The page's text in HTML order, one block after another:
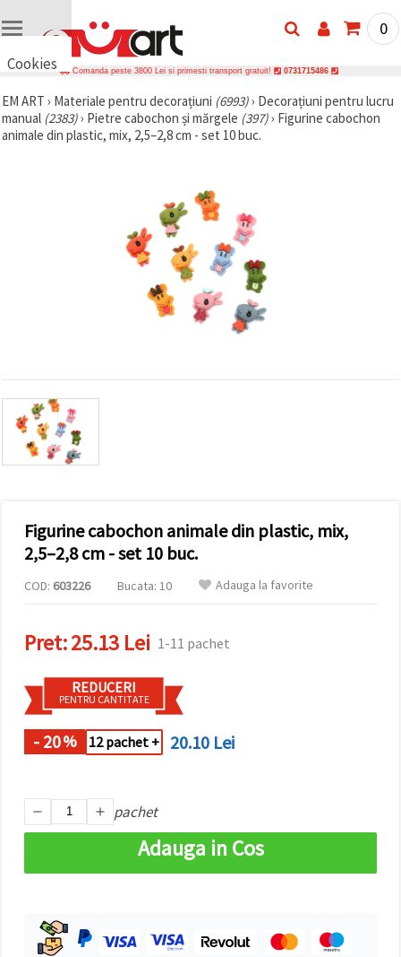
Cookies
vrem să vă
oferim
câteva
vizitele.
Puteți fi de
acord să
utilizați
toate
site!" Sau să
vă indicați
preferințele
selectând
făcând clic
pe butonul
Аcceptati
toate!
0
Comanda peste 3800 Lei si primesti transport gratuit! 0731715486
EM ART › Materiale pentru decorațiuni (6993)› Decorațiuni pentru lucru
manual (2383)› Pietre cabochon și mărgele (397)› Figurine cabochon
animale din plastic, mix, 2,5–2,8 cm - set 10 buc.
Figurine cabochon animale din plastic, mix,
2,5–2,8 cm - set 10 buc.
COD: 603226 Bucata: 10 Adauga la favorite
Pret:25.13 Lei 1-11 pachet
REDUCERI
PENTRU CANTITATE
- 20% 12 pachet + 20.10 Lei
pachet
Adauga in Cos